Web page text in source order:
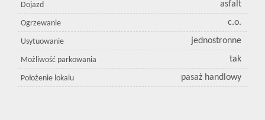
Dojazd asfalt
Ogrzewanie c.o.
Usytuowanie jednostronne
Możliwość parkowania tak
Położenie lokalu pasaż handlowy